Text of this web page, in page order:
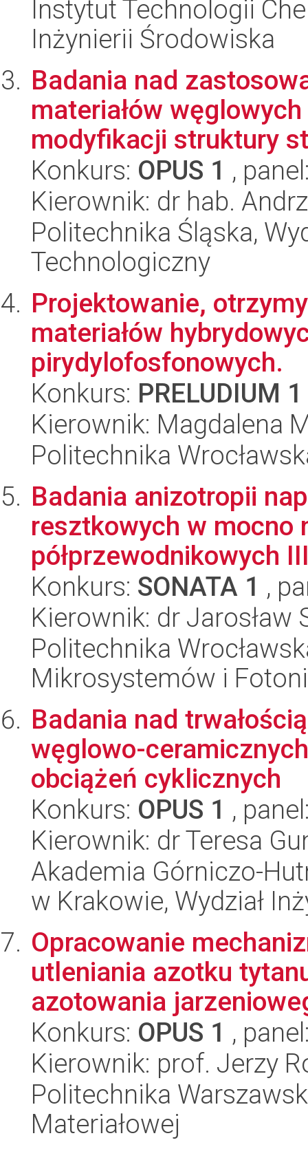
Instytut Technologii
Inżynierii Środowiska
Badania nad
materiałów
modyfikacji struktury
Konkurs: OPUS 1 ,
Kierownik: dr hab.
Politechnika Śląska,
Technologiczny
Projektowanie,
materiałów
pirydylofosfonowych.
Konkurs: PRELUDIUM 1
Kierownik: Magdalena
Politechnika
Badania anizotropii
resztkowych w mocno
półprzewodnikowych
Konkurs: SONATA 1 ,
Kierownik: dr Jarosław
Politechnika
Mikrosystemów i
Badania nad
węglowo-
obciążeń cyklicznych
Konkurs: OPUS 1 ,
Kierownik: dr Teresa
Akademia Górniczo-
w Krakowie, Wydział
Opracowanie
utleniania azotku
azotowania
Konkurs: OPUS 1 ,
Kierownik: prof. Jerzy
Politechnika
Materiałowej